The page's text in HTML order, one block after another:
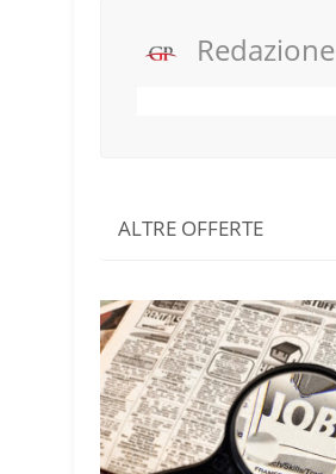
Redazione
ALTRE OFFERTE